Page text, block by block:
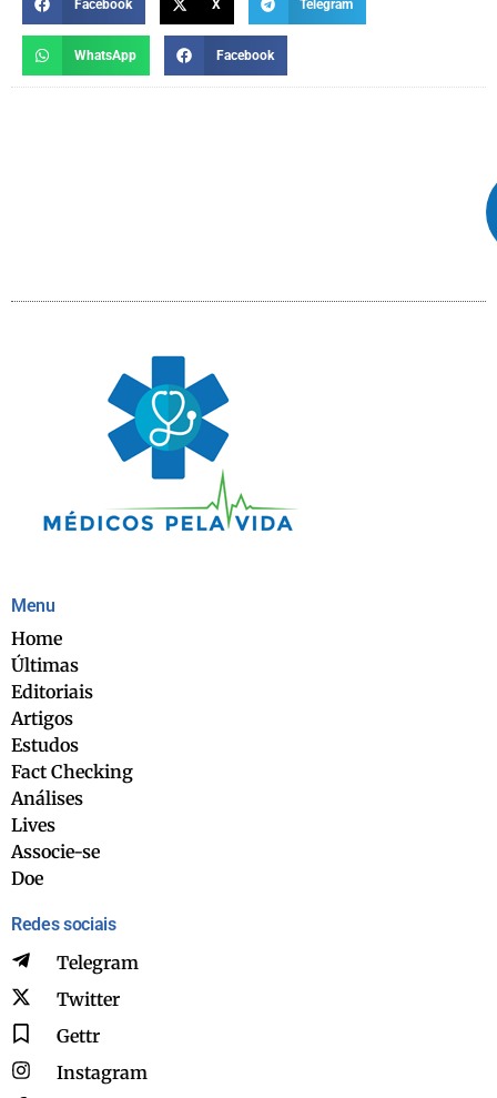
Facebook X Telegram
WhatsApp Facebook
Menu
Home
Últimas
Editoriais
Artigos
Estudos
Fact Checking
Análises
Lives
Associe-se
Doe
Redes sociais
Telegram
Twitter
Gettr
Instagram